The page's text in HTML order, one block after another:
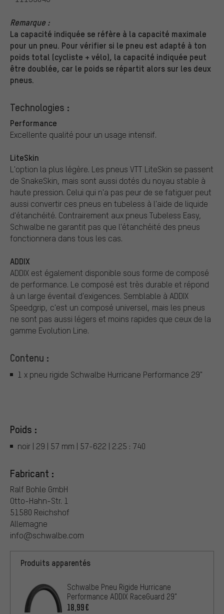
Remarque :
La capacité indiquée se réfère à la capacité maximale
pour un pneu. Pour vérifier si le pneu est adapté à ton
poids total (cycliste + vélo), la capacité indiquée peut
être doublée, car le poids se répartit alors sur les deux
pneus.
Technologies :
Performance
Excellente qualité pour un usage intensif.
LiteSkin
L'option la plus légère. Les pneus VTT LiteSkin se passent
de SnakeSkin, mais sont aussi dotés du noyau stable à
haute pression. Celui qui n'a pas peur de se fatiguer peut
aussi convertir ces pneus en tubeless à l'aide de liquide
d'étanchéité. Contrairement aux pneus Tubeless Easy,
Schwalbe ne garantit pas que l'étanchéité des pneus
fonctionnera dans tous les cas.
ADDIX
ADDIX est également disponible sous forme de composé
de performance. Le composé est très durable et répond
à un large éventail d'exigences. Semblable à ADDIX
Speedgrip, c'est un composé universel, mais les pneus
ne sont pas aussi légers et moins rapides que ceux de la
gamme Evolution Line.
Contenu :
1 x pneu rigide Schwalbe Hurricane Performance 29"
Poids :
noir | 29 | 57 mm | 57-622 | 2.25 : 740
Fabricant :
Ralf Bohle GmbH
Otto-Hahn-Str. 1
51580 Reichshof
Allemagne
info@schwalbe.com
Produits apparentés
Schwalbe Pneu Rigide Hurricane
Performance ADDIX RaceGuard 29"
18,99€